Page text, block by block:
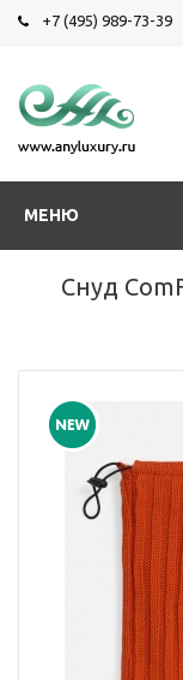
+7 (495) 989-73-39
МЕНЮ
Снуд